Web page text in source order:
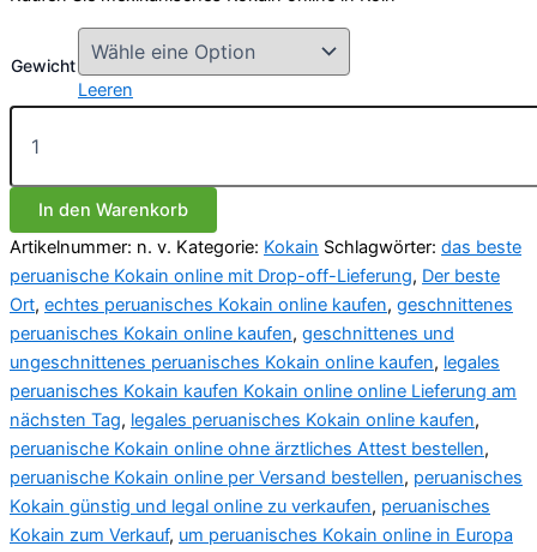
Gewicht
Leeren
Kaufen
Kokain
online
in
köln
Menge
In den Warenkorb
Artikelnummer: n. v. Kategorie: Kokain Schlagwörter: das beste
peruanische Kokain online mit Drop-off-Lieferung, Der beste
Ort, echtes peruanisches Kokain online kaufen, geschnittenes
peruanisches Kokain online kaufen, geschnittenes und
ungeschnittenes peruanisches Kokain online kaufen, legales
peruanisches Kokain kaufen Kokain online online Lieferung am
nächsten Tag, legales peruanisches Kokain online kaufen,
peruanische Kokain online ohne ärztliches Attest bestellen,
peruanische Kokain online per Versand bestellen, peruanisches
Kokain günstig und legal online zu verkaufen, peruanisches
Kokain zum Verkauf, um peruanisches Kokain online in Europa